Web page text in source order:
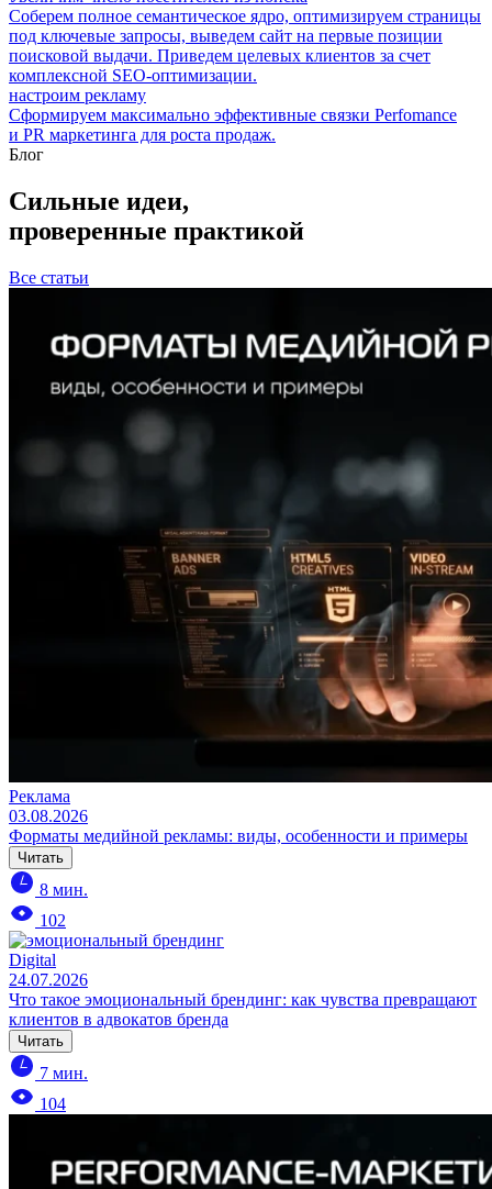
Соберем полное семантическое ядро, оптимизируем страницы
под ключевые запросы, выведем сайт на первые позиции
поисковой выдачи. Приведем целевых клиентов за счет
комплексной SEO-оптимизации.
настроим рекламу
Сформируем максимально эффективные связки Perfomance
и PR маркетинга для роста продаж.
Блог
Сильные идеи,
проверенные практикой
Все статьи
Реклама
03.08.2026
Форматы медийной рекламы: виды, особенности и примеры
Читать
8 мин.
102
Digital
24.07.2026
Что такое эмоциональный брендинг: как чувства превращают
клиентов в адвокатов бренда
Читать
7 мин.
104